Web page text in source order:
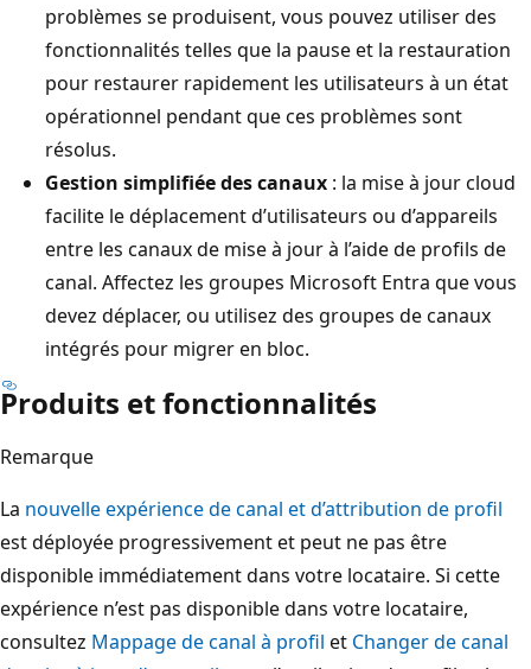
problèmes se produisent, vous pouvez utiliser des
fonctionnalités telles que la pause et la restauration
pour restaurer rapidement les utilisateurs à un état
opérationnel pendant que ces problèmes sont
résolus.
Gestion simplifiée des canaux : la mise à jour cloud
facilite le déplacement d’utilisateurs ou d’appareils
entre les canaux de mise à jour à l’aide de profils de
canal. Affectez les groupes Microsoft Entra que vous
devez déplacer, ou utilisez des groupes de canaux
intégrés pour migrer en bloc.
Produits et fonctionnalités
Remarque
La nouvelle expérience de canal et d’attribution de profil
est déployée progressivement et peut ne pas être
disponible immédiatement dans votre locataire. Si cette
expérience n’est pas disponible dans votre locataire,
consultez Mappage de canal à profil et Changer de canal